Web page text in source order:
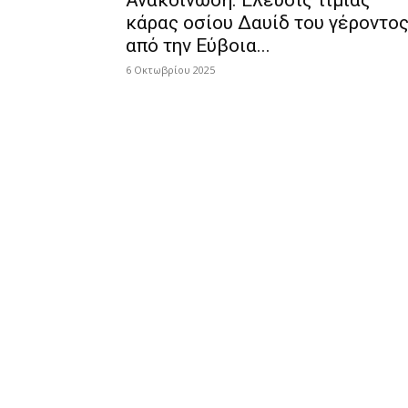
κάρας οσίου Δαυίδ του γέροντος
από την Εύβοια...
6 Οκτωβρίου 2025